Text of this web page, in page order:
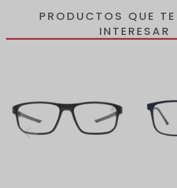
PRODUCTOS QUE TE
INTERESAR